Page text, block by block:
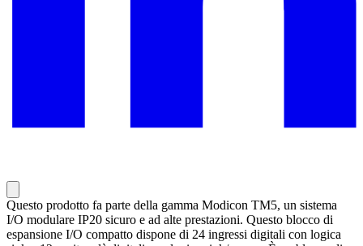
Questo prodotto fa parte della gamma Modicon TM5, un sistema
I/O modulare IP20 sicuro e ad alte prestazioni. Questo blocco di
espansione I/O compatto dispone di 24 ingressi digitali con logica